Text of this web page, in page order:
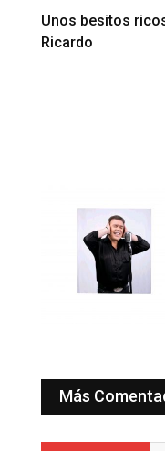
Unos besitos
Ricardo
Más